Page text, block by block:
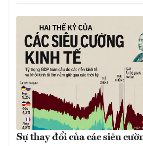
Sự thay đổi của các siêu